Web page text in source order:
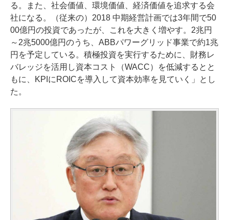
る。また、社会価値、環境価値、経済価値を追求する会
社になる。（従来の）2018 中期経営計画では3年間で50
00億円の投資であったが、これを大きく増やす。2兆円
～2兆5000億円のうち、ABBパワーグリッド事業で約1兆
円を予定している。積極投資を実行するために、財務レ
バレッジを活用し資本コスト（WACC）を低減するとと
もに、KPIにROICを導入して資本効率を見ていく」とし
た。